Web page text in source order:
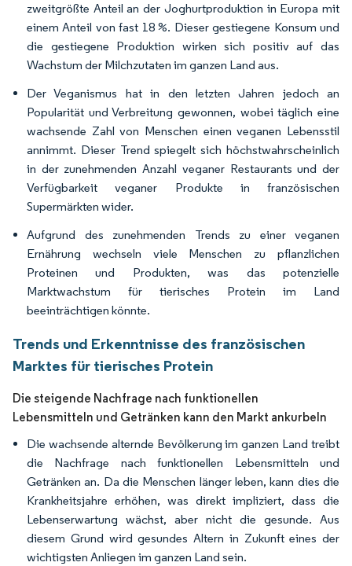
zweitgrößte Anteil an der Joghurtproduktion in Europa mit
einem Anteil von fast 18 %. Dieser gestiegene Konsum und
die gestiegene Produktion wirken sich positiv auf das
Wachstum der Milchzutaten im ganzen Land aus.
Der Veganismus hat in den letzten Jahren jedoch an
Popularität und Verbreitung gewonnen, wobei täglich eine
wachsende Zahl von Menschen einen veganen Lebensstil
annimmt. Dieser Trend spiegelt sich höchstwahrscheinlich
in der zunehmenden Anzahl veganer Restaurants und der
Verfügbarkeit veganer Produkte in französischen
Supermärkten wider.
Aufgrund des zunehmenden Trends zu einer veganen
Ernährung wechseln viele Menschen zu pflanzlichen
Proteinen und Produkten, was das potenzielle
Marktwachstum für tierisches Protein im Land
beeinträchtigen könnte.
Trends und Erkenntnisse des französischen
Marktes für tierisches Protein
Die steigende Nachfrage nach funktionellen
Lebensmitteln und Getränken kann den Markt ankurbeln
Die wachsende alternde Bevölkerung im ganzen Land treibt
die Nachfrage nach funktionellen Lebensmitteln und
Getränken an. Da die Menschen länger leben, kann dies die
Krankheitsjahre erhöhen, was direkt impliziert, dass die
Lebenserwartung wächst, aber nicht die gesunde. Aus
diesem Grund wird gesundes Altern in Zukunft eines der
wichtigsten Anliegen im ganzen Land sein.